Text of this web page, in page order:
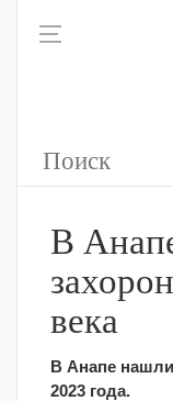
В
века
В Анапе нашли
2023 года.